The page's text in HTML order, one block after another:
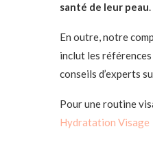
santé de leur peau.
En outre, notre
inclut les
conseils d’experts
Pour une routine
Hydratation Visage